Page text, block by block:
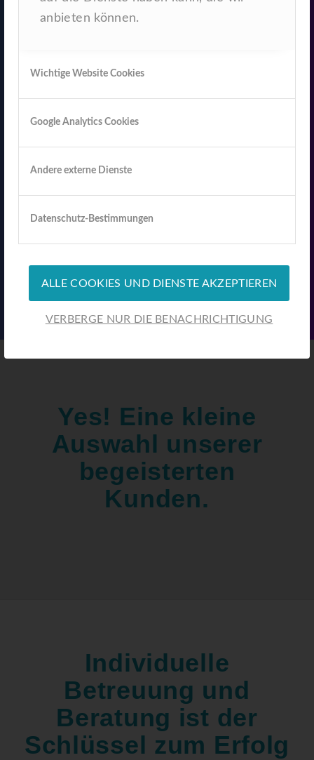
anbieten können.
Wichtige Website Cookies
Google Analytics Cookies
Andere externe Dienste
Datenschutz-Bestimmungen
ALLE COOKIES UND DIENSTE AKZEPTIEREN
VERBERGE NUR DIE BENACHRICHTIGUNG
Hosting
Website Hosting, Betreuung,
Yes! Eine kleine
Auswahl unserer
begeisterten
Kunden.
Individuelle
Betreuung und
Beratung ist der
Schlüssel zum Erfolg